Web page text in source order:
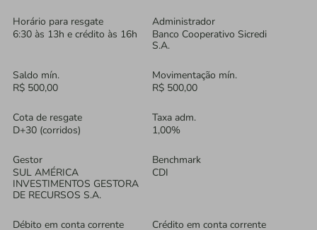
Movimentação mín.
R$ 500,00
Débito em conta corrente
Horário para resgate
6:30 às 13h e crédito às 16h
Administrador
Banco Cooperativo Sicredi
S.A.
Saldo mín.
R$ 500,00
Cota de resgate
D+30 (corridos)
Taxa adm.
1,00%
Gestor
SUL AMÉRICA
INVESTIMENTOS GESTORA
DE RECURSOS S.A.
Benchmark
CDI
Crédito em conta corrente